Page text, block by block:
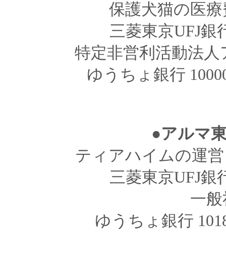
保護犬猫の医
三菱東京UFJ銀
特定非営利活動法人
ゆうちょ銀行
●アルマ
ティアハイムの運
三菱東京UFJ銀
一般
ゆうちょ銀行